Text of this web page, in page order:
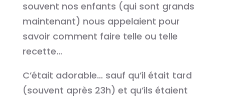
souvent nos enfants (qui sont grands
maintenant) nous appelaient pour
savoir comment faire telle ou telle
recette…
C’était adorable… sauf qu’il était tard
(souvent après 23h) et qu’ils étaient